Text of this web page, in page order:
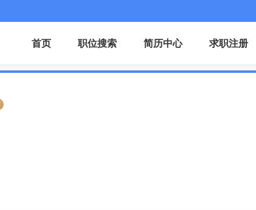
首页 职位搜索 简历中心 求职注册